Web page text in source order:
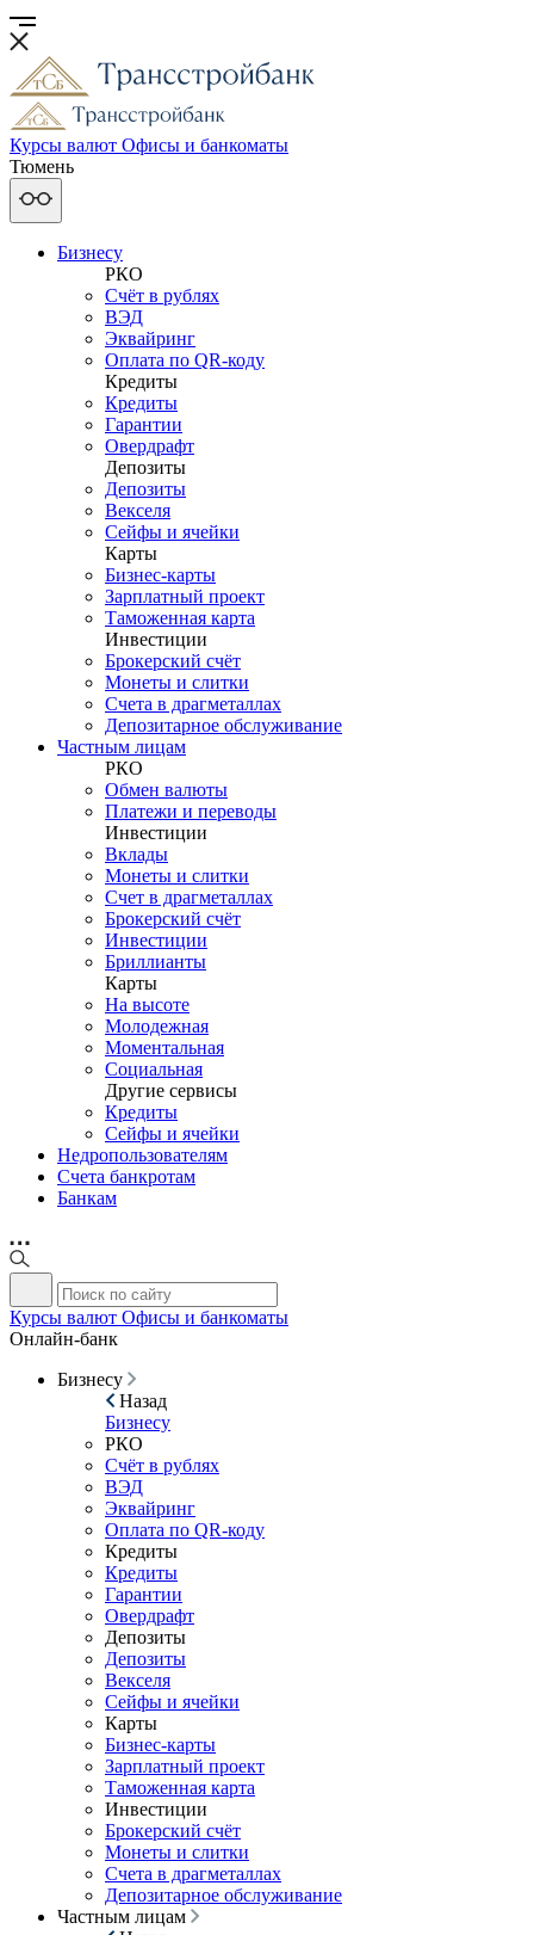
Курсы валют Офисы и банкоматы
Тюмень
Бизнесу
РКО
Счёт в рублях
ВЭД
Эквайринг
Оплата по QR-коду
Кредиты
Кредиты
Гарантии
Овердрафт
Депозиты
Депозиты
Векселя
Сейфы и ячейки
Карты
Бизнес-карты
Зарплатный проект
Таможенная карта
Инвестиции
Брокерский счёт
Монеты и слитки
Счета в драгметаллах
Депозитарное обслуживание
Частным лицам
РКО
Обмен валюты
Платежи и переводы
Инвестиции
Вклады
Монеты и слитки
Счет в драгметаллах
Брокерский счёт
Инвестиции
Бриллианты
Карты
На высоте
Молодежная
Моментальная
Социальная
Другие сервисы
Кредиты
Сейфы и ячейки
Недропользователям
Счета банкротам
Банкам
Курсы валют Офисы и банкоматы
Онлайн-банк
Бизнесу
Назад
Бизнесу
РКО
Счёт в рублях
ВЭД
Эквайринг
Оплата по QR-коду
Кредиты
Кредиты
Гарантии
Овердрафт
Депозиты
Депозиты
Векселя
Сейфы и ячейки
Карты
Бизнес-карты
Зарплатный проект
Таможенная карта
Инвестиции
Брокерский счёт
Монеты и слитки
Счета в драгметаллах
Депозитарное обслуживание
Частным лицам